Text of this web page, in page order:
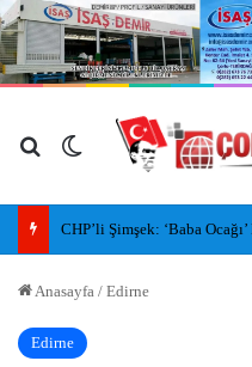
Arama yap ...
Dış görünümü değiştir
Anasayfa / Edirne
Edirne